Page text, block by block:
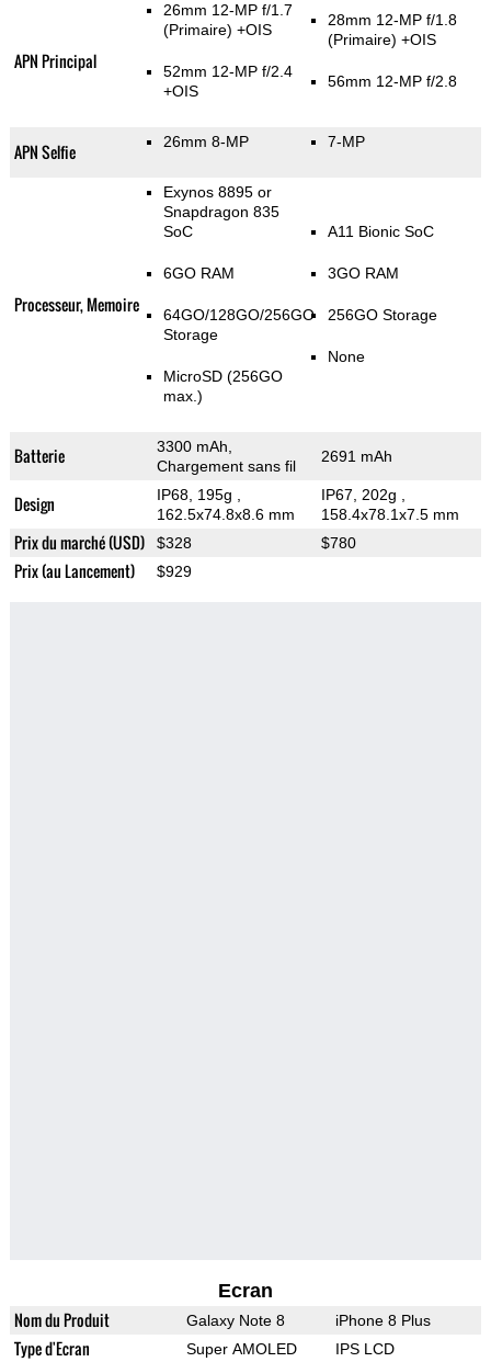
APN Principal
26mm 12-MP f/1.7
(Primaire) +OIS
52mm 12-MP f/2.4
+OIS
28mm 12-MP f/1.8
(Primaire) +OIS
56mm 12-MP f/2.8
APN Selfie 26mm 8-MP 7-MP
Processeur, Memoire
Exynos 8895 or
Snapdragon 835
SoC
6GO RAM
64GO/128GO/256GO
Storage
MicroSD (256GO
max.)
A11 Bionic SoC
3GO RAM
256GO Storage
None
Batterie
3300 mAh,
Chargement sans fil
2691 mAh
Design IP68, 195g
162.5x74.8x8.6 mm
IP67, 202g
158.4x78.1x7.5 mm
Prix du marché (USD) $328 $780
Prix (au Lancement) $929
Ecran
Nom du Produit Galaxy Note 8 iPhone 8 Plus
Type d'Ecran Super AMOLED IPS LCD